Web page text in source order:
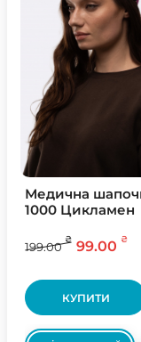
Медична
1000 Цикламен
199.00
₴ 99.00 ₴
КУПИТИ